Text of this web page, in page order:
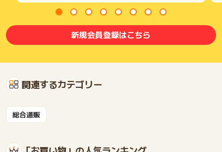
新規会員登録はこちら
関連するカテゴリー
総合通販